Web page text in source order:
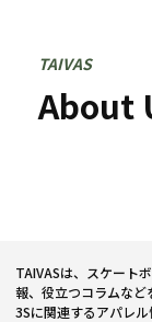
TAIVAS
About
TAIVASは、スケート
報、役立つコラムなど
3Sに関連するアパレル